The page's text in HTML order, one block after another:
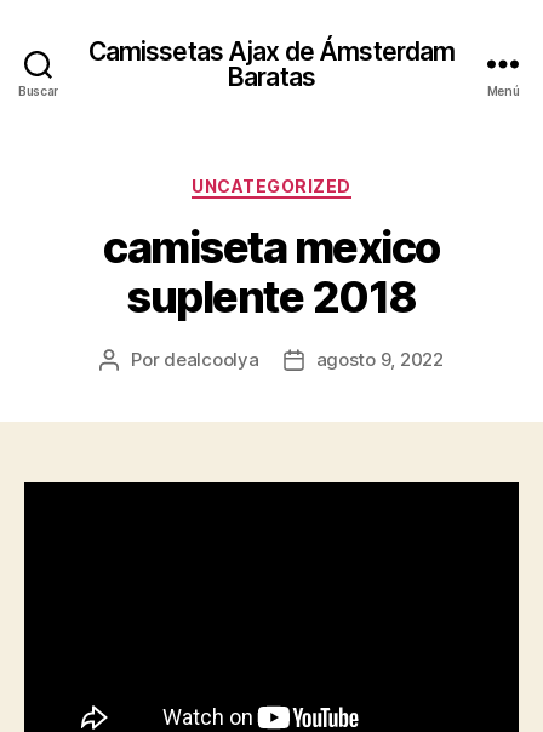
Buscar
Camissetas Ajax de Ámsterdam
Baratas
Menú
Categorías
UNCATEGORIZED
camiseta mexico
suplente 2018
Autor
Por dealcoolya
Fechaagosto 9, 2022